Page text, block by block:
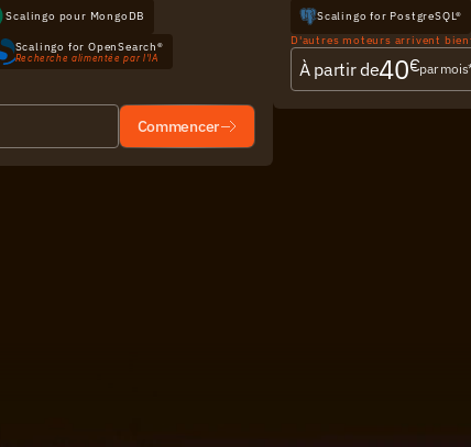
Scalingo pour MongoDB
Scalingo for OpenSearch®
Recherche alimentée par l'IA
Commencer
Scalingo for PostgreSQL®
D'autres moteurs arrivent
À partir de40€par